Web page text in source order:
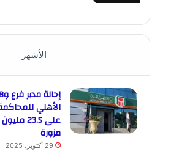
الأشهر
الأهلي
على 23.5
مزورة
29 أكتوبر، 2025